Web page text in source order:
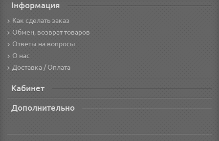
Інформация
Как сделать заказ
Обмен, возврат товаров
Ответы на вопросы
О нас
Доставка / Оплата
Кабинет
Дополнительно